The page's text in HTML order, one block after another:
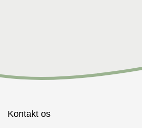
Kontakt os